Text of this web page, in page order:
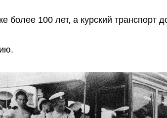
более 100 лет, а курский транспорт